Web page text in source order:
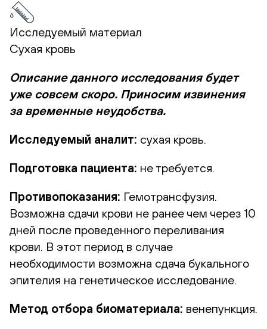
Исследуемый материал
Сухая кровь
Описание данного исследования будет
уже совсем скоро. Приносим извинения
за временные неудобства.
Исследуемый аналит: сухая кровь.
Подготовка пациента: не требуется.
Противопоказания: Гемотрансфузия.
Возможна сдачи крови не ранее чем через 10
дней после проведенного переливания
крови. В этот период в случае
необходимости возможна сдача букального
эпителия на генетическое исследование.
Метод отбора биоматериала: венепункция.